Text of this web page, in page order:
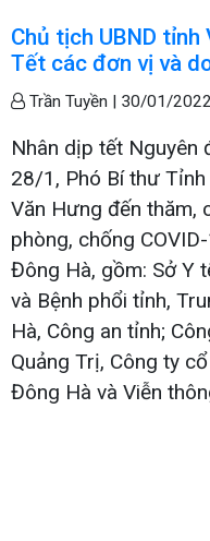
Chủ tịch UBND
Tết các đơn vị và
Trần Tuyền | 30/01/
Nhân dịp tết Nguyên
28/1, Phó Bí thư
Văn Hưng đến thăm,
phòng, chống
Đông Hà, gồm: Sở Y
và Bệnh phổi tỉnh,
Hà, Công an tỉnh;
Quảng Trị, Công ty
Đông Hà và Viễn